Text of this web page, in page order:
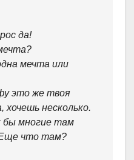
да!
мечта или
это же твоя
хочешь несколько.
многие там
Еще что там?